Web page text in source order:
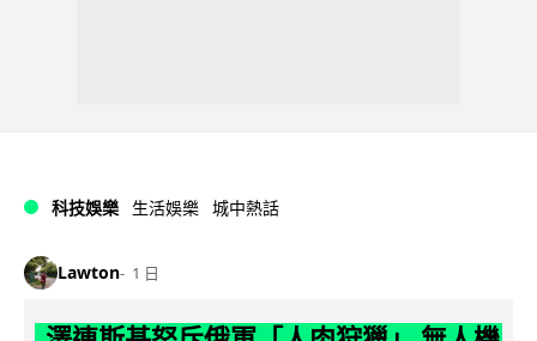
科技娛樂 生活娛樂 城中熱話
Lawton 1 日